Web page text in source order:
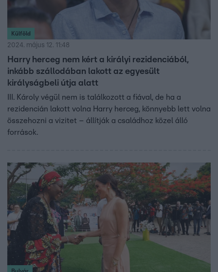
Külföld
2024. május 12. 11:48
Harry herceg nem kért a királyi rezidenciából,
inkább szállodában lakott az egyesült
királyságbeli útja alatt
III. Károly végül nem is találkozott a fiával, de ha a
rezidencián lakott volna Harry herceg, könnyebb lett volna
összehozni a vizitet – állítják a családhoz közel álló
források.